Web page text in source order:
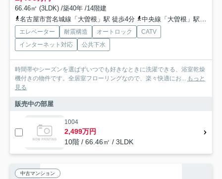
66.46㎡ (3LDK) /築40年 /14階建
名古屋市営名城線「大曽根」駅 徒歩4分
中央線「大曽根」駅 徒歩4分
エレベーター 耐震構造 オートロック
CATV
インターネット対応
公共下水
時間帯やシーズンを選ばずいつでも好きなときに洗濯できる、浴室乾燥
機付きの物件です。全居室フローリングなので、楽々快適にお... もっと
見る
販売中の部屋
1004
2,499万円
10階 / 66.46㎡ / 3LDK
中古マンション